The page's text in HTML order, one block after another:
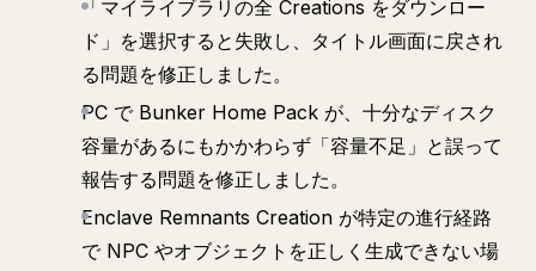
「マイライブラリの全 Creations をダウンロー
ド」を選択すると失敗し、タイトル画面に戻され
る問題を修正しました。
PC で Bunker Home Pack が、十分なディスク
容量があるにもかかわらず「容量不足」と誤って
報告する問題を修正しました。
Enclave Remnants Creation が特定の進行経路
で NPC やオブジェクトを正しく生成できない場